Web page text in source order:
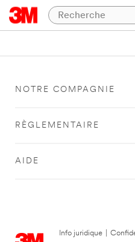
NOTRE COMPAGNIE
RÈGLEMENTAIRE
AIDE
Info juridique